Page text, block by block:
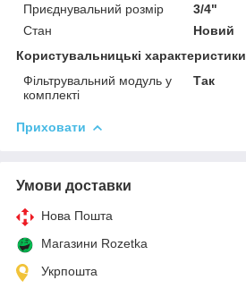
Приєднувальний розмір
3/4"
Стан
Новий
Користувальницькі характеристики
Фільтрувальний модуль у
комплекті
Так
Приховати
Умови доставки
Нова Пошта
Магазини Rozetka
Укрпошта